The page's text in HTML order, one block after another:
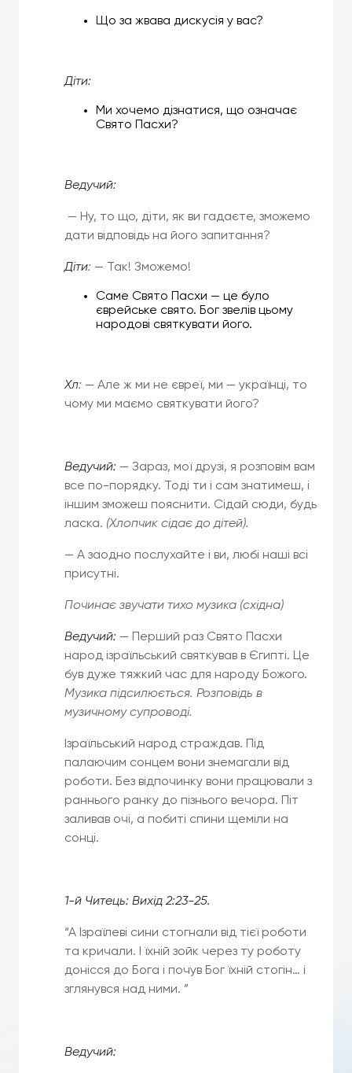
Що за жвава дискусія у вас?
Діти:
Ми хочемо дізнатися, що означає
Свято Пасхи?
Ведучий:
— Ну, то що, діти, як ви гадаєте, зможемо
дати відповідь на його запитання?
Діти: — Так! Зможемо!
Саме Свято Пасхи — це було
єврейське свято. Бог звелів цьому
народові святкувати його.
Хл: — Але ж ми не євреї, ми — українці, то
чому ми маємо святкувати його?
Ведучий: — Зараз, мої друзі, я розповім вам
все по-порядку. Тоді ти і сам знатимеш, і
іншим зможеш пояснити. Сідай сюди, будь
ласка. (Хлопчик сідає до дітей).
— А заодно послухайте і ви, любі наші всі
присутні.
Починає звучати тихо музика (східна)
Ведучий: — Перший раз Свято Пасхи
народ ізраїльський святкував в Єгипті. Це
був дуже тяжкий час для народу Божого.
Музика підсилюється. Розповідь в
музичному супроводі.
Ізраїльський народ страждав. Під
палаючим сонцем вони знемагали від
роботи. Без відпочинку вони працювали з
раннього ранку до пізнього вечора. Піт
заливав очі, а побиті спини щеміли на
сонці.
1-й Читець: Вихід 2:23-25.
“А Ізраїлеві сини стогнали від тієї роботи
та кричали. І їхній зойк через ту роботу
донісся до Бога і почув Бог їхній стогін… і
зглянувся над ними. ”
Ведучий: